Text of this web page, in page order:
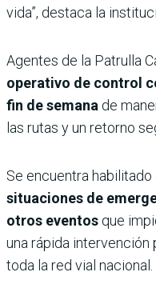
vida”, destaca la
Agentes de la Patrulla
operativo de control
fin de semana de
las rutas y un retorno
Se encuentra habilitado
situaciones de
otros eventos que
una rápida
toda la red vial nacional.